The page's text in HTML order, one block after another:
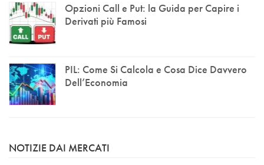
Opzioni Call e Put: la Guida per Capire i
Derivati più Famosi
PIL: Come Si Calcola e Cosa Dice Davvero
Dell’Economia
NOTIZIE DAI MERCATI